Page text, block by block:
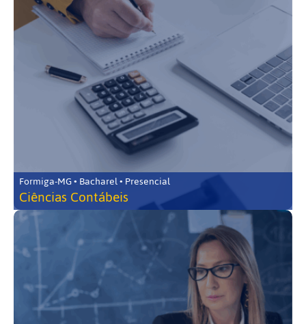
Formiga-MG • Bacharel • Presencial
Ciências Contábeis